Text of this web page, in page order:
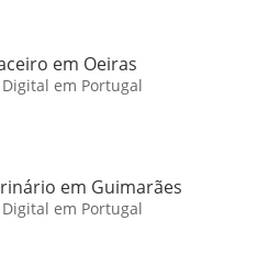
em Oeiras
em Portugal
em Guimarães
em Portugal